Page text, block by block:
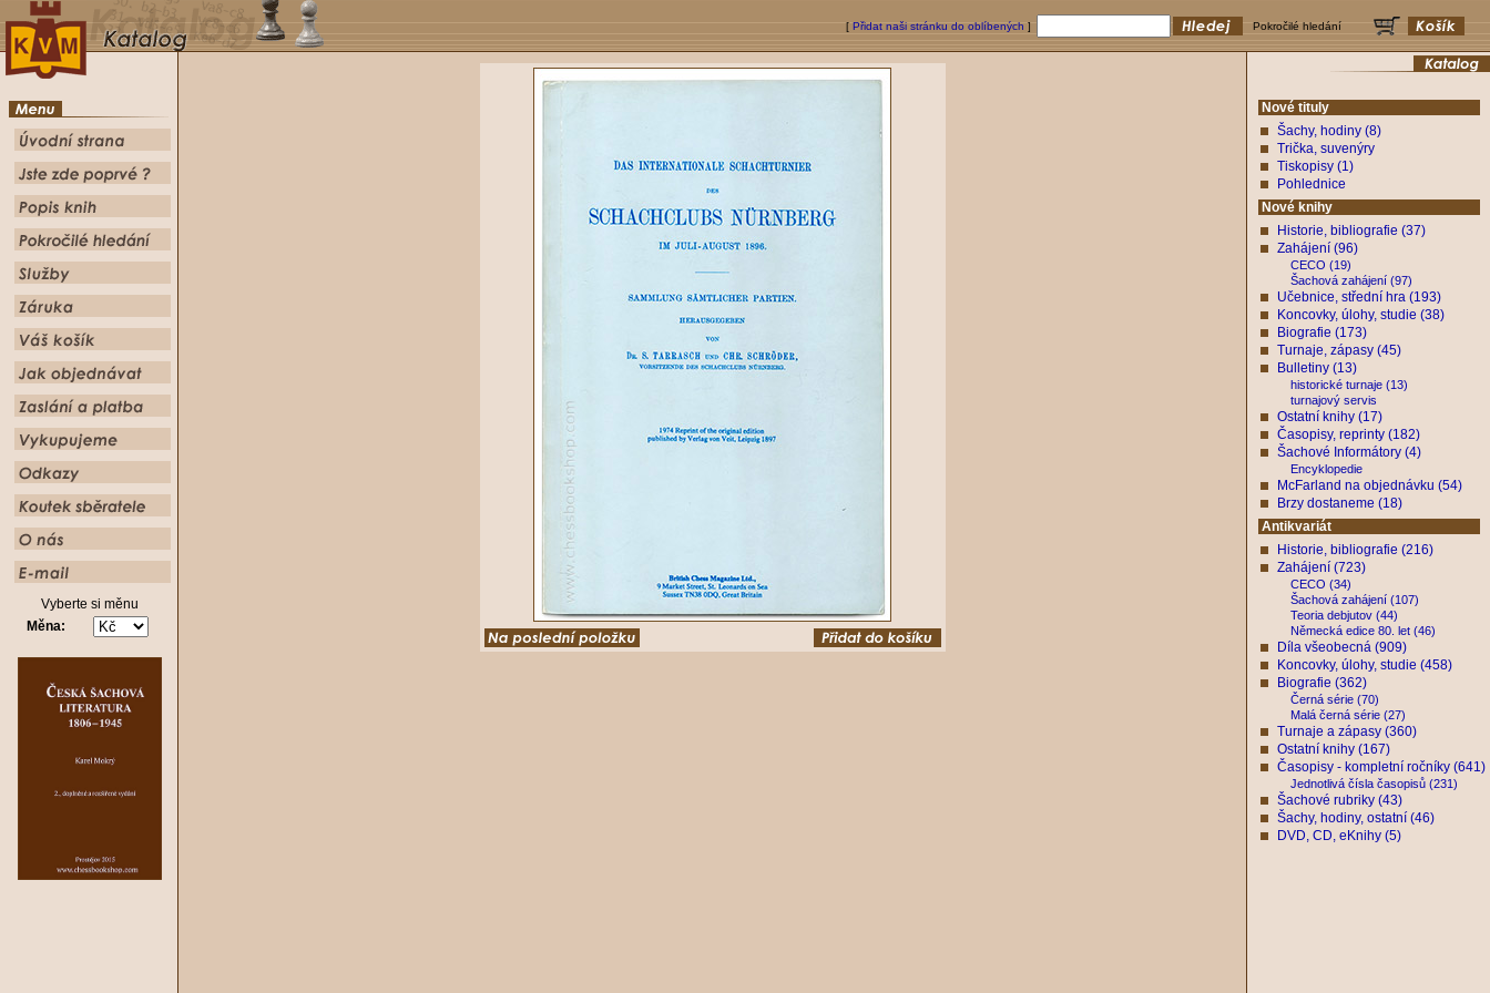
[ Přidat naši stránku do oblíbených ] Pokročilé hledání
Vyberte si měnu
Měna:
Nové tituly
Šachy, hodiny (8)
Trička, suvenýry
Tiskopisy (1)
Pohlednice
Nové knihy
Historie, bibliografie (37)
Zahájení (96)
CECO (19)
Šachová zahájení (97)
Učebnice, střední hra (193)
Koncovky, úlohy, studie (38)
Biografie (173)
Turnaje, zápasy (45)
Bulletiny (13)
historické turnaje (13)
turnajový servis
Ostatní knihy (17)
Časopisy, reprinty (182)
Šachové Informátory (4)
Encyklopedie
McFarland na objednávku (54)
Brzy dostaneme (18)
Antikvariát
Historie, bibliografie (216)
Zahájení (723)
CECO (34)
Šachová zahájení (107)
Teoria debjutov (44)
Německá edice 80. let (46)
Díla všeobecná (909)
Koncovky, úlohy, studie (458)
Biografie (362)
Černá série (70)
Malá černá série (27)
Turnaje a zápasy (360)
Ostatní knihy (167)
Časopisy - kompletní ročníky (641)
Jednotlivá čísla časopisů (231)
Šachové rubriky (43)
Šachy, hodiny, ostatní (46)
DVD, CD, eKnihy (5)